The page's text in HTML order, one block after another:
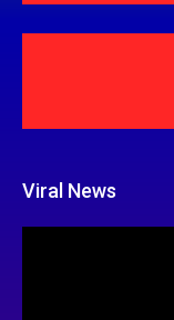
Viral News